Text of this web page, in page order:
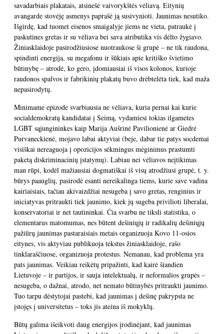
savadarbiais plakatais, atsinešė vaivorykštės vėliavą. Eitynių
avangarde stovėję asmenys paprašė ją susivynioti. Jaunimas nesutiko.
Išgirdę, kad tuomet eisenos smaigalyje jiems ne vieta, patraukė į
paskutines gretas ir su vėliava bei sava atributika vis dėlto žygiavo.
Žiniasklaidoje pasirodžiusiose nuotraukose ši grupė – ne tik raudona,
spindinti energija, su megafonu ir šūkiais apie kritiško švietimo
būtinybę – atrodė, ko gero, įdomiausiai iš visos kolonos, kurioje
raudonos spalvos ir fabrikinių plakatų buvo drėbtelėta tiek, kad maža
nepasirodytų.
Minimame epizode svarbiausia ne vėliava, kuria pernai kai kurie
socialdemokratų kandidatai į Seimą, vydamiesi tokias ilgametes
LGBT sąjungininkes kaip Marija Aušrinė Pavilionienė ar Giedrė
Purvaneckienė, mojavo labai aktyviai (beje, dabar tie patys socdemai
visiškai nereaguoja į opozicijos sėkmingus mėginimus prastumti
paketą diskriminacinių įstatymų). Labiau nei vėliavos neįtikimas
man rūpi, kodėl mažiausiai dogmatiškai iš visų atrodžiusi grupė, t. y.
būrys paauglių, pasirodė esanti nereikalinga tiems, kurie save vadina
kairiaisiais, tačiau akivaizdžiai nesugeba į savo gretas, renginius ir
iniciatyvas pritraukti tiek jaunimo, kiek jų sugeba privilioti liberalai,
konservatoriai ir net tautininkai. Čia svarbu ne tiksli statistika, o
elementarus matomumas, nes būtent dešiniųjų ir radikalių dešiniųjų
pažiūrų jaunimas pastaraisiais metais organizuoja Kovo 11-osios
eitynes, vis aktyviau publikuoja tekstus žiniasklaidoje, rašo
tinklaraščiuose, organizuoja protestus. Nemanau, kad problema yra
pats jaunimas. Veikiau reikėtų pripažinti, kad kairė šiandien
Lietuvoje – ir partijos, ir sauja intelektualų, ir neformalios grupės –
nesugeba, o dažnai, atrodo, net nemato būtinybės pritraukti jaunimo.
Tuo tarpu dėstytojai pastebi, kad jaunimas į dešinę pakrypsta ne
įstojęs į universitetus – toks jis ateina iš mokyklų.
Būtų galima išeikvoti daug energijos įrodinėjant, kad jaunimas